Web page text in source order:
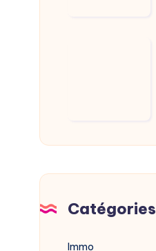
biographie
Catégories
Immo